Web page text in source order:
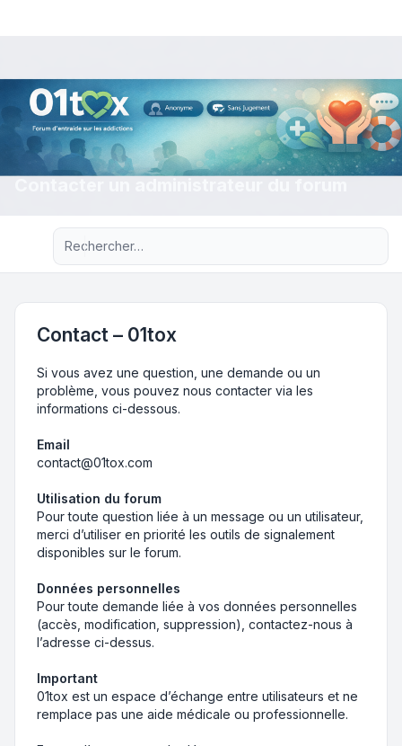
Recherche avancée
Contact – 01tox
Si vous avez une question, une demande ou un
problème, vous pouvez nous contacter via les
informations ci-dessous.
Email
contact@01tox.com
Utilisation du forum
Pour toute question liée à un message ou un utilisateur,
merci d’utiliser en priorité les outils de signalement
disponibles sur le forum.
Données personnelles
Pour toute demande liée à vos données personnelles
(accès, modification, suppression), contactez-nous à
l’adresse ci-dessus.
Important
01tox est un espace d’échange entre utilisateurs et ne
remplace pas une aide médicale ou professionnelle.